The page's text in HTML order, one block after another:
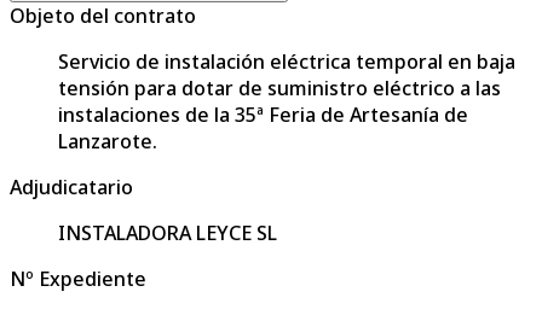
Objeto del contrato
Servicio de instalación eléctrica temporal en baja
tensión para dotar de suministro eléctrico a las
instalaciones de la 35ª Feria de Artesanía de
Lanzarote.
Adjudicatario
INSTALADORA LEYCE SL
Nº Expediente